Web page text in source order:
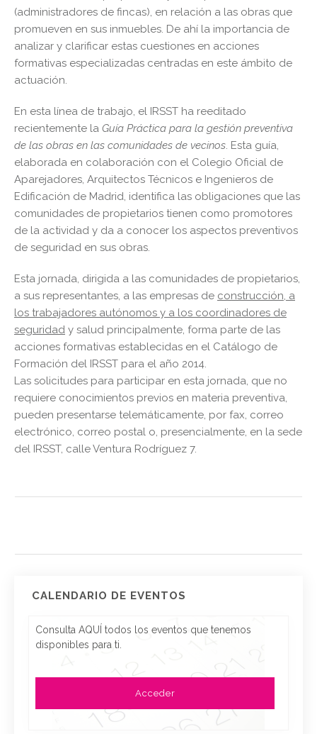
(administradores de fincas), en relación a las obras que
promueven en sus inmuebles. De ahí la importancia de
analizar y clarificar estas cuestiones en acciones
formativas especializadas centradas en este ámbito de
actuación.
En esta línea de trabajo, el IRSST ha reeditado
recientemente la Guía Práctica para la gestión preventiva
de las obras en las comunidades de vecinos. Esta guía,
elaborada en colaboración con el Colegio Oficial de
Aparejadores, Arquitectos Técnicos e Ingenieros de
Edificación de Madrid, identifica las obligaciones que las
comunidades de propietarios tienen como promotores
de la actividad y da a conocer los aspectos preventivos
de seguridad en sus obras.
Esta jornada, dirigida a las comunidades de propietarios,
a sus representantes, a las empresas de construcción, a
los trabajadores autónomos y a los coordinadores de
seguridad y salud principalmente, forma parte de las
acciones formativas establecidas en el Catálogo de
Formación del IRSST para el año 2014.
Las solicitudes para participar en esta jornada, que no
requiere conocimientos previos en materia preventiva,
pueden presentarse telemáticamente, por fax, correo
electrónico, correo postal o, presencialmente, en la sede
del IRSST, calle Ventura Rodríguez 7.
CALENDARIO DE EVENTOS
Consulta AQUÍ todos los eventos que tenemos
disponibles para ti.
Acceder